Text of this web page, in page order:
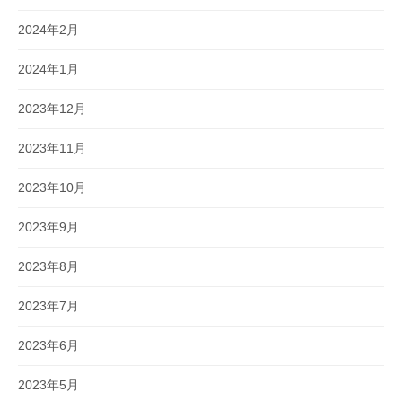
2024年2月
2024年1月
2023年12月
2023年11月
2023年10月
2023年9月
2023年8月
2023年7月
2023年6月
2023年5月